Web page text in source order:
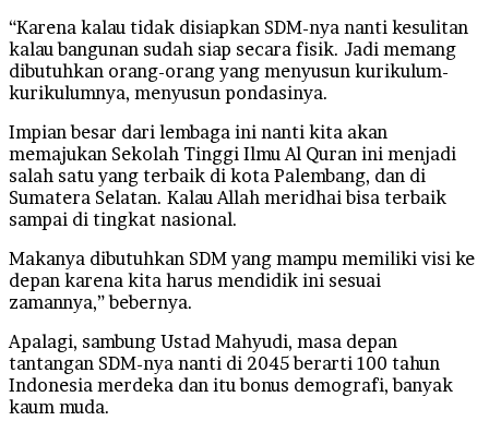
“Karena kalau tidak disiapkan SDM-nya nanti kesulitan
kalau bangunan sudah siap secara fisik. Jadi memang
dibutuhkan orang-orang yang menyusun kurikulum-
kurikulumnya, menyusun pondasinya.
Impian besar dari lembaga ini nanti kita akan
memajukan Sekolah Tinggi Ilmu Al Quran ini menjadi
salah satu yang terbaik di kota Palembang, dan di
Sumatera Selatan. Kalau Allah meridhai bisa terbaik
sampai di tingkat nasional.
Makanya dibutuhkan SDM yang mampu memiliki visi ke
depan karena kita harus mendidik ini sesuai
zamannya,” bebernya.
Apalagi, sambung Ustad Mahyudi, masa depan
tantangan SDM-nya nanti di 2045 berarti 100 tahun
Indonesia merdeka dan itu bonus demografi, banyak
kaum muda.